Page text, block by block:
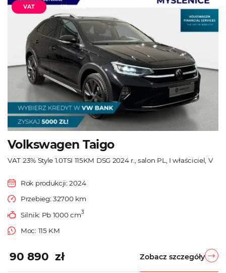
VAT Używane
Volkswagen Taigo
VAT 23% Style 1.0TSI 115KM DSG 2024 r., salon PL, I właściciel, V
Rok produkcji: 2024
Przebieg: 32700 km
Silnik: Pb 1000 cm3
Moc: 115 KM
90 890 zł Zobacz szczegóły